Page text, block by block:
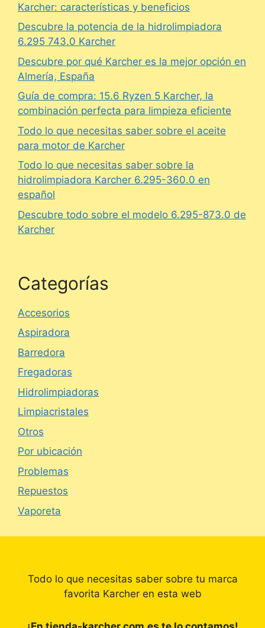
Karcher: características y beneficios
Descubre la potencia de la hidrolimpiadora
6.295 743.0 Karcher
Descubre por qué Karcher es la mejor opción en
Almería, España
Guía de compra: 15.6 Ryzen 5 Karcher, la
combinación perfecta para limpieza eficiente
Todo lo que necesitas saber sobre el aceite
para motor de Karcher
Todo lo que necesitas saber sobre la
hidrolimpiadora Karcher 6.295-360.0 en
español
Descubre todo sobre el modelo 6.295-873.0 de
Karcher
Categorías
Accesorios
Aspiradora
Barredora
Fregadoras
Hidrolimpiadoras
Limpiacristales
Otros
Por ubicación
Problemas
Repuestos
Vaporeta
Todo lo que necesitas saber sobre tu marca
favorita Karcher en esta web